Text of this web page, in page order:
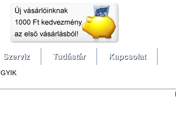
Szerviz Tudástár Kapcsolat
GYIK